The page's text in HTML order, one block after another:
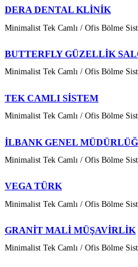
DERA DENTAL KLİNİK
Minimalist Tek Camlı / Ofis Bölme
BUTTERFLY GÜZELLİK
Minimalist Tek Camlı / Ofis Bölme
TEK CAMLI SİSTEM
Minimalist Tek Camlı / Ofis Bölme
İLBANK GENEL
Minimalist Tek Camlı / Ofis Bölme
VEGA TÜRK
Minimalist Tek Camlı / Ofis Bölme
GRANİT MALİ MÜŞAVİRLİK
Minimalist Tek Camlı / Ofis Bölme